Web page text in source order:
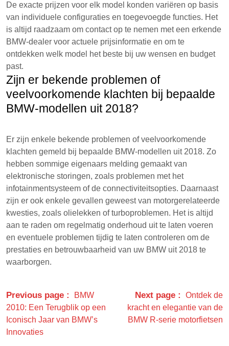
De exacte prijzen voor elk model konden variëren op basis
van individuele configuraties en toegevoegde functies. Het
is altijd raadzaam om contact op te nemen met een erkende
BMW-dealer voor actuele prijsinformatie en om te
ontdekken welk model het beste bij uw wensen en budget
past.
Zijn er bekende problemen of
veelvoorkomende klachten bij bepaalde
BMW-modellen uit 2018?
Er zijn enkele bekende problemen of veelvoorkomende
klachten gemeld bij bepaalde BMW-modellen uit 2018. Zo
hebben sommige eigenaars melding gemaakt van
elektronische storingen, zoals problemen met het
infotainmentsysteem of de connectiviteitsopties. Daarnaast
zijn er ook enkele gevallen geweest van motorgerelateerde
kwesties, zoals olielekken of turboproblemen. Het is altijd
aan te raden om regelmatig onderhoud uit te laten voeren
en eventuele problemen tijdig te laten controleren om de
prestaties en betrouwbaarheid van uw BMW uit 2018 te
waarborgen.
Previous page
BMW
2010: Een Terugblik op een
Iconisch Jaar van BMW’s
Innovaties
Next page
Ontdek de
kracht en elegantie van de
BMW R-serie motorfietsen